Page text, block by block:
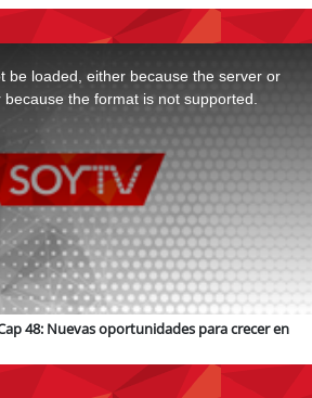
be loaded, either because the server or
because the format is not supported.
48: Nuevas oportunidades para crecer en